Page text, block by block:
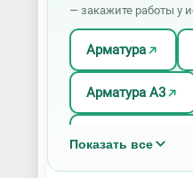
— закажите работы у
Арматура
Арматура А3
Показать все